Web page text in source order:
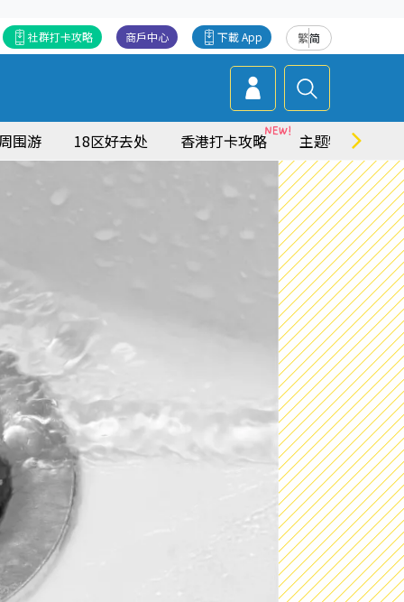
繁简
下載 App
商戶中心
社群打卡攻略
围游 18区好去处 香港打卡攻略 主题特集